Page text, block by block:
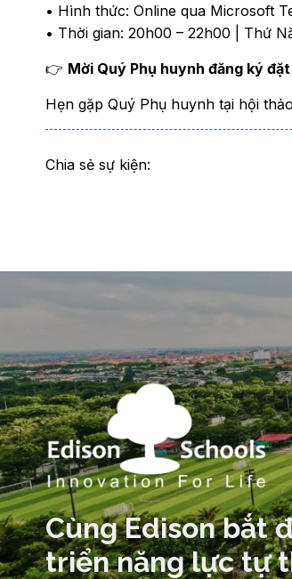
• Hình thức: Online qua Microsoft
• Thời gian: 20h00 – 22h00 | Thứ
👉 Mời Quý Phụ huynh đăng ký
Hẹn gặp Quý Phụ huynh tại hội
Chia sẻ sự kiện:
Cùng Edison bắt
triển năng lực tự